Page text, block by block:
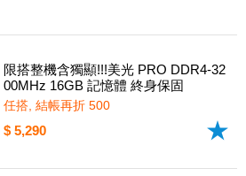
限搭整機含獨顯!!!美光 PRO DDR4-32
00MHz 16GB 記憶體 終身保固
任搭, 結帳再折 500
$ 5,290